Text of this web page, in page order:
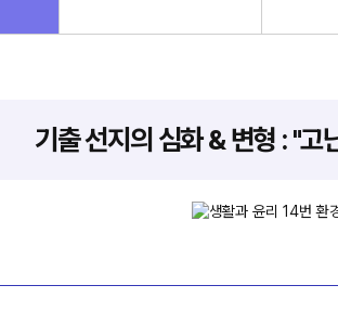
기출 선지의 심화 & 변형 : "고